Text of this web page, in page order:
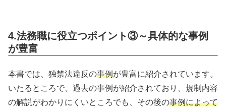
4.法務職に役立つポイント③～具体的な事例
が豊富
本書では、独禁法違反の事例が豊富に紹介されています。
いたるところで、過去の事例が紹介されており、規制内容
の解説がわかりにくいところでも、その後の事例によって